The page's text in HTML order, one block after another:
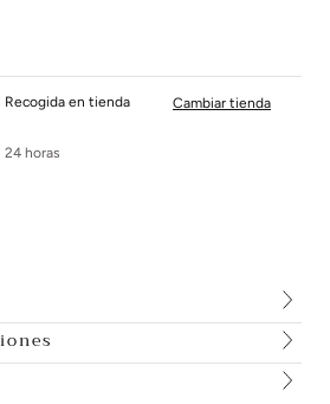
Recogida en tienda
horas
Cambiar tienda